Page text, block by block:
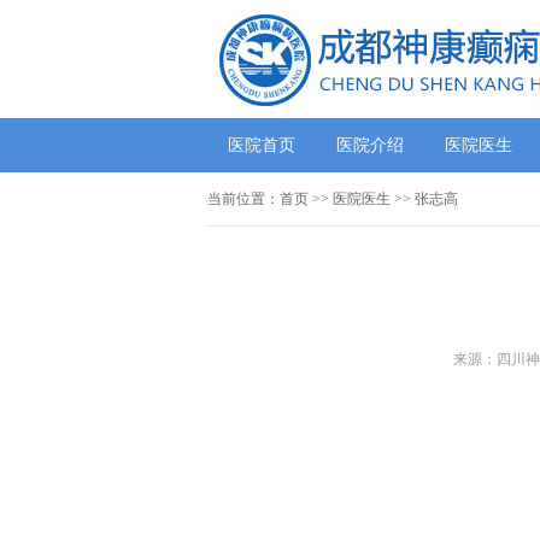
医院首页 医院介绍 医院医生
当前位置： 首页 >> 医院医生 >> 张志高
来源：四川